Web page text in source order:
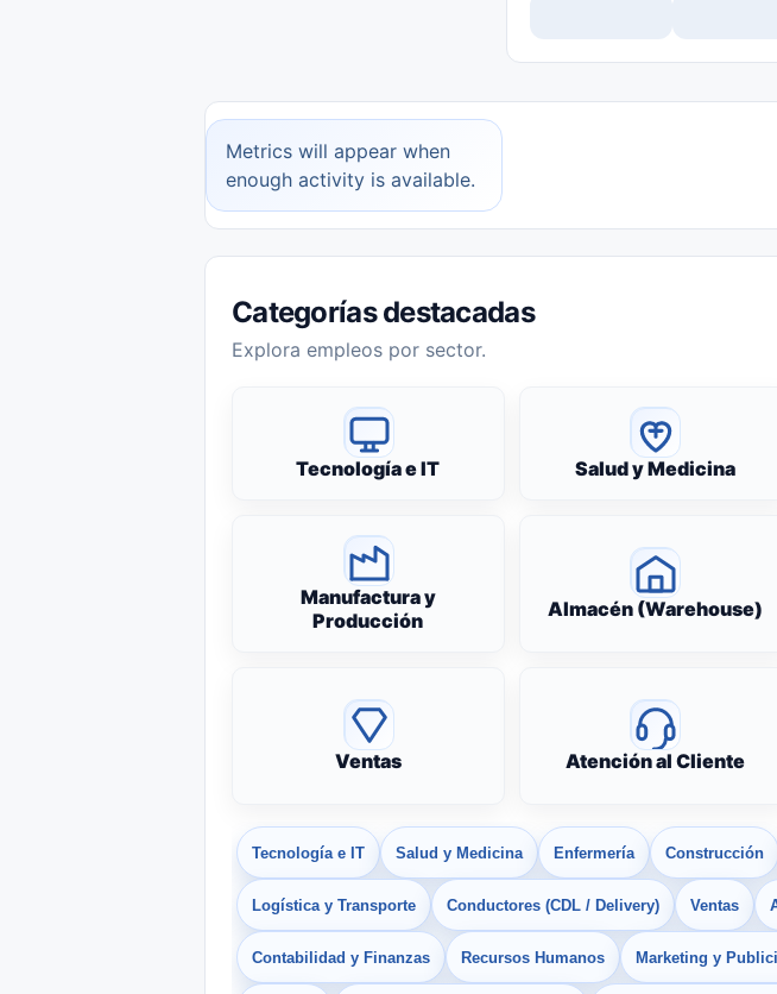
Metrics will appear when
enough activity is available.
Categorías destacadas
Explora empleos por sector.
Tecnología e IT Salud y Medicina
Manufactura y
Producción
Almacén (Warehouse)
Ventas Atención al Cliente
Tecnología e IT Salud y Medicina Enfermería Construcción
Logística y Transporte Conductores (CDL / Delivery) Ventas
Contabilidad y Finanzas Recursos Humanos Marketing y